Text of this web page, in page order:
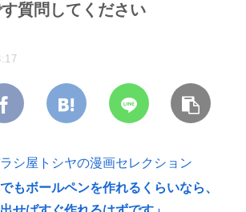
質問してください
ラシ屋トシヤの漫画セレクション
もボールペンを作れるくらいなら、